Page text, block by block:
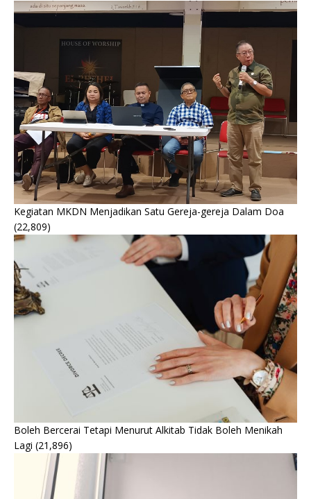
Kegiatan MKDN Menjadikan Satu Gereja-gereja Dalam Doa
(22,809)
Boleh Bercerai Tetapi Menurut Alkitab Tidak Boleh Menikah
Lagi (21,896)